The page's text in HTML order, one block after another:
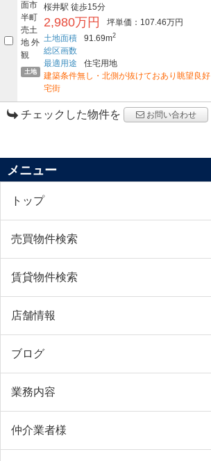
土地
桜井駅 徒歩15分
2,980万円
坪単価：107.46万円
土地面積
91.69m2
総区画数
最適用途
住宅用地
建築条件無し・北側が抜けておあり眺望良
宅街
チェックした物件を お問い合わせ
メニュー
トップ
売買物件検索
賃貸物件検索
店舗情報
ブログ
業務内容
仲介業者様